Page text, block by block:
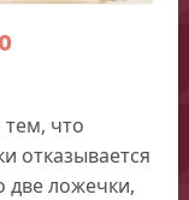
что
отказывается
две ложечки,